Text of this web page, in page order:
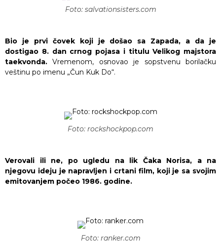
Foto: salvationsisters.com
Bio je prvi čovek koji je došao sa Zapada, a da je
dostigao 8. dan crnog pojasa i titulu Velikog majstora
taekvonda.Vremenom, osnovao je sopstvenu borilačku
veštinu po imenu „Čun Kuk Do“.
Foto: rockshockpop.com
Verovali ili ne, po ugledu na lik Čaka Norisa, a na
njegovu ideju je napravljen i crtani film, koji je sa svojim
emitovanjem počeo 1986. godine.
Foto: ranker.com